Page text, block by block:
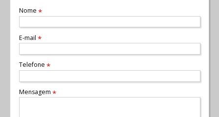
Nome *
E-mail *
Telefone *
Mensagem *